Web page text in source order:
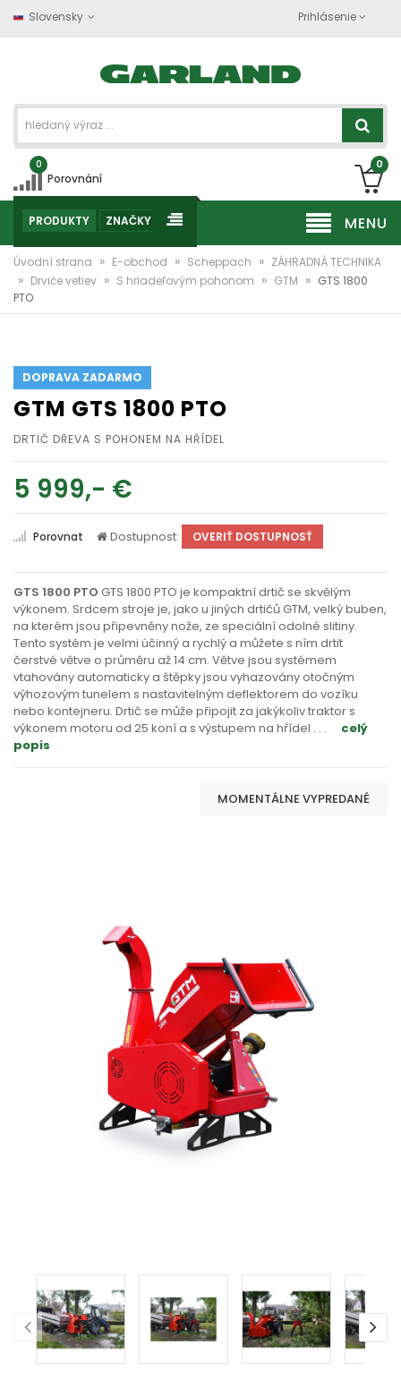
Slovensky Prihlásenie
0
Porovnání
0
MENU
PRODUKTY ZNAČKY
Úvodní strana » E-obchod » Scheppach » ZÁHRADNÁ TECHNIKA
» Drviče vetiev » S hriadeľovým pohonom » GTM » GTS 1800
PTO
DOPRAVA ZADARMO
GTM GTS 1800 PTO
DRTIČ DŘEVA S POHONEM NA HŘÍDEL
5 999,- €
Porovnat Dostupnost: OVERIŤ DOSTUPNOSŤ
GTS 1800 PTO GTS 1800 PTO je kompaktní drtič se skvělým
výkonem. Srdcem stroje je, jako u jiných drtičů GTM, velký buben,
na kterém jsou připevněny nože, ze speciální odolné slitiny.
Tento systém je velmi účinný a rychlý a můžete s ním drtit
čerstvé větve o průměru až 14 cm. Větve jsou systémem
vtahovány automaticky a štěpky jsou vyhazovány otočným
výhozovým tunelem s nastavitelným deflektorem do vozíku
nebo kontejneru. Drtič se může připojit za jakýkoliv traktor s
výkonem motoru od 25 koní a s výstupem na hřídel . . .
celý
popis
MOMENTÁLNE VYPREDANÉ